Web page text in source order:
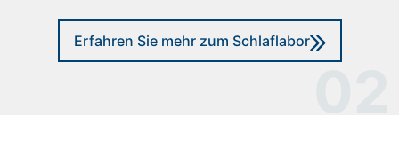
Erfahren Sie mehr zum Schlaflabor